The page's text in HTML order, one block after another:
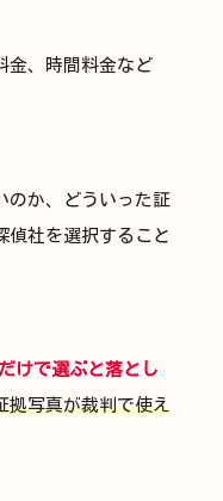
金、時間料金など
のか、どういった証
偵社を選択すること
けで選ぶと落とし
拠写真が裁判で使え